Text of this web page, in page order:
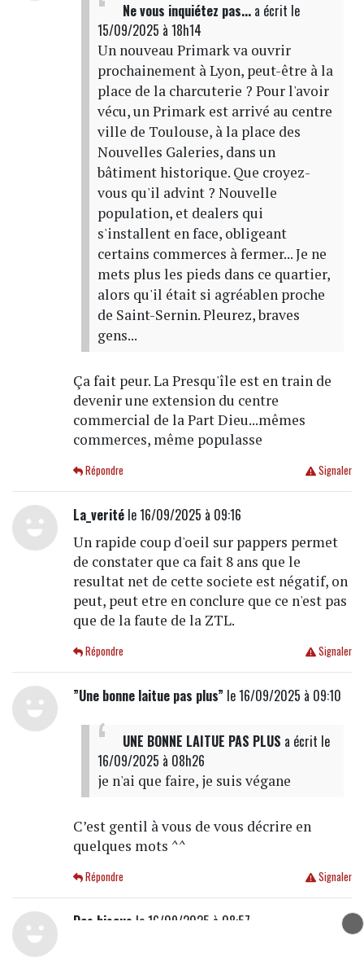
Ne vous inquiétez pas...a écrit le
15/09/2025 à 18h14
Un nouveau Primark va ouvrir
prochainement à Lyon, peut-être à la
place de la charcuterie ? Pour l'avoir
vécu, un Primark est arrivé au centre
ville de Toulouse, à la place des
Nouvelles Galeries, dans un
bâtiment historique. Que croyez-
vous qu'il advint ? Nouvelle
population, et dealers qui
s'installent en face, obligeant
certains commerces à fermer... Je ne
mets plus les pieds dans ce quartier,
alors qu'il était si agréablen proche
de Saint-Sernin. Pleurez, braves
gens...
Ça fait peur. La Presqu'île est en train de
devenir une extension du centre
commercial de la Part Dieu...mêmes
commerces, même populasse
Signaler
Répondre
La_veritéle 16/09/2025 à 09:16
Un rapide coup d'oeil sur pappers permet
de constater que ca fait 8 ans que le
resultat net de cette societe est négatif, on
peut, peut etre en conclure que ce n'est pas
que de la faute de la ZTL.
Signaler
Répondre
”Une bonne laitue pas plus” le 16/09/2025 à 09:10
UNE BONNE LAITUE PAS PLUS a écrit le
16/09/2025 à 08h26
je n'ai que faire, je suis végane
C’est gentil à vous de vous décrire en
quelques mots ^^
Signaler
Répondre
Des bisous le 16/09/2025 à 08:57